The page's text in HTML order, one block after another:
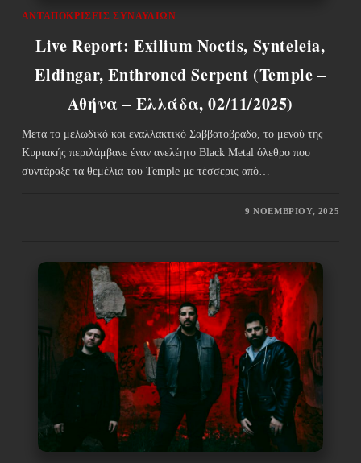
ΑΝΤΑΠΟΚΡΊΣΕΙΣ ΣΥΝΑΥΛΙΏΝ
Live Report: Exilium Noctis, Synteleia,
Eldingar, Enthroned Serpent (Temple –
Αθήνα – Ελλάδα, 02/11/2025)
Μετά το μελωδικό και εναλλακτικό Σαββατόβραδο, το μενού της
Κυριακής περιλάμβανε έναν ανελέητο Black Metal όλεθρο που
συντάραξε τα θεμέλια του Temple με τέσσερις από…
9 ΝΟΕΜΒΡΊΟΥ, 2025